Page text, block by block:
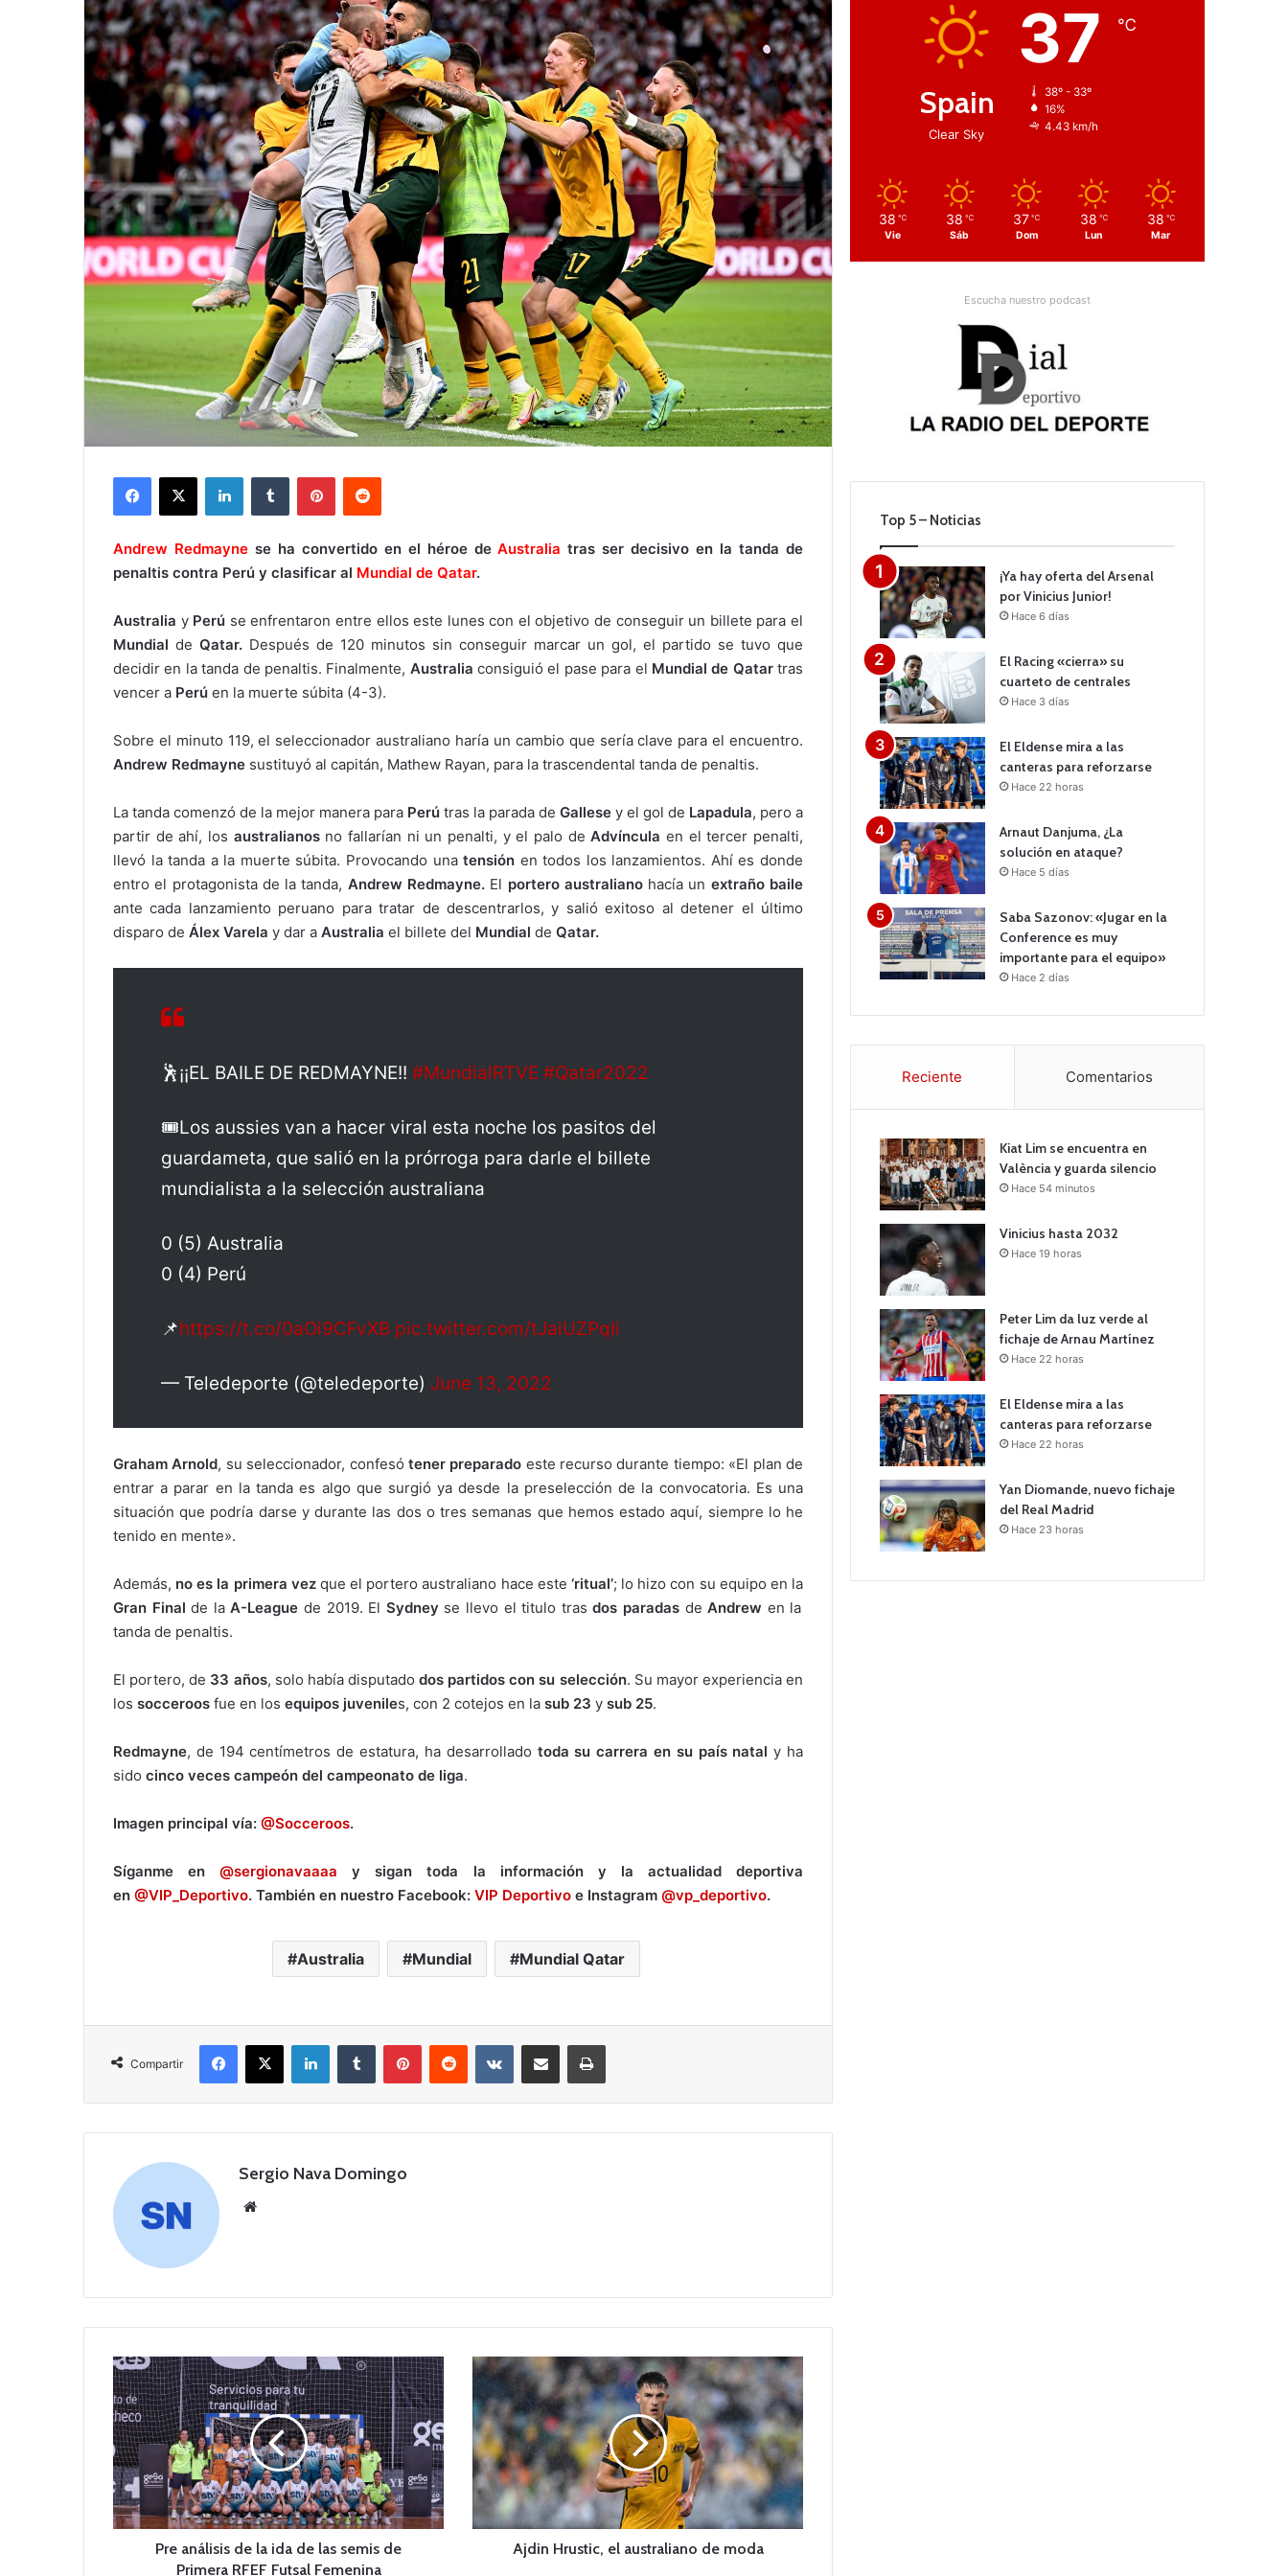
Andrew Redmaynese ha convertido en el héroe deAustraliatras ser decisivo en la tanda de
penaltis contra Perú y clasificar al Mundial de Qatar.
Australia y Perú se enfrentaron entre ellos este lunes con el objetivo de conseguir un billete para el
Mundial de Qatar. Después de 120 minutos sin conseguir marcar un gol, el partido se tuvo que
decidir en la tanda de penaltis. Finalmente, Australia consiguió el pase para el Mundial de Qatartras
vencer a Perú en la muerte súbita (4-3).
Sobre el minuto 119, el seleccionador australiano haría un cambio que sería clave para el encuentro.
Andrew Redmayne sustituyó al capitán, Mathew Rayan, para la trascendental tanda de penaltis.
La tanda comenzó de la mejor manera para Perú tras la parada de Gallese y el gol de Lapadula, pero a
partir de ahí, los australianosno fallarían ni un penalti, y el palo deAdvíncula en el tercer penalti,
llevó la tanda a la muerte súbita. Provocando unatensión en todos los lanzamientos. Ahí es donde
entro el protagonista de la tanda, Andrew Redmayne. El portero australianohacía un extraño baile
ante cada lanzamiento peruano para tratar de descentrarlos, y salió exitoso al detener el último
disparo de Álex Varela y dar a Australia el billete del Mundial de Qatar.
🕺¡¡EL BAILE DE REDMAYNE!! #MundialRTVE #Qatar2022
🎟️Los aussies van a hacer viral esta noche los pasitos del
guardameta, que salió en la prórroga para darle el billete
mundialista a la selección australiana
0 (5) Australia
0 (4) Perú
📌https://t.co/0aOi9CFvXB pic.twitter.com/tJaiUZPqIi
— Teledeporte (@teledeporte) June 13, 2022
Graham Arnold, su seleccionador, confesó tener preparado este recurso durante tiempo: «El plan de
entrar a parar en la tanda es algo que surgió ya desde la preselección de la convocatoria. Es una
situación que podría darse y durante las dos o tres semanas que hemos estado aquí, siempre lo he
tenido en mente».
Además, no es la primera vezque el portero australiano hace este ‘ritual’; lo hizo con su equipo en la
Gran Final de laA-League de 2019. El Sydney se llevo el titulo trasdos paradas deAndrew en la
tanda de penaltis.
El portero, de 33 años, solo había disputado dos partidos con su selección. Su mayor experiencia en
los socceroos fue en los equipos juveniles, con 2 cotejos en la sub 23 y sub 25.
Redmayne, de 194 centímetros de estatura, ha desarrollado toda su carrera en su país natal y ha
sido cinco veces campeón del campeonato de liga.
Imagen principal vía: @Socceroos.
Síganme en@sergionavaaaa y sigan toda la información y la actualidad deportiva
en @VIP_Deportivo. También en nuestro Facebook: VIP Deportivo e Instagram @vp_deportivo.
Australia Mundial Mundial Qatar
Compartir
Sergio Nava Domingo
P
r
e
a
n
á
l
i
s
Pre análisis de la ida de las semis de
Primera RFEF Futsal Femenina
A
d
i
n
s
Ajdin Hrustic, el australiano de moda
Spain
Clear Sky
37 ℃
38º - 33º
16%
4.43 km/h
38 ℃
Vie
38 ℃
Sáb
37 ℃
Dom
38 ℃
Lun
38 ℃
Mar
Escucha nuestro podcast
Top 5 – Noticias
¡Ya hay oferta del Arsenal
por Vinicius Junior!
Hace 6 días
El Racing «cierra» su
cuarteto de centrales
Hace 3 días
El Eldense mira a las
canteras para reforzarse
Hace 22 horas
Arnaut Danjuma, ¿La
solución en ataque?
Hace 5 días
Saba Sazonov: «Jugar en la
Conference es muy
importante para el equipo»
Hace 2 días
Reciente Comentarios
Kiat Lim se encuentra en
València y guarda silencio
Hace 54 minutos
Vinicius hasta 2032
Hace 19 horas
Peter Lim da luz verde al
fichaje de Arnau Martínez
Hace 22 horas
El Eldense mira a las
canteras para reforzarse
Hace 22 horas
Yan Diomande, nuevo fichaje
del Real Madrid
Hace 23 horas